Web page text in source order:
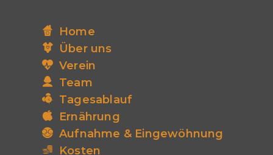
Home
Über uns
Verein
Team
Tagesablauf
Ernährung
Aufnahme & Eingewöhnung
Kosten